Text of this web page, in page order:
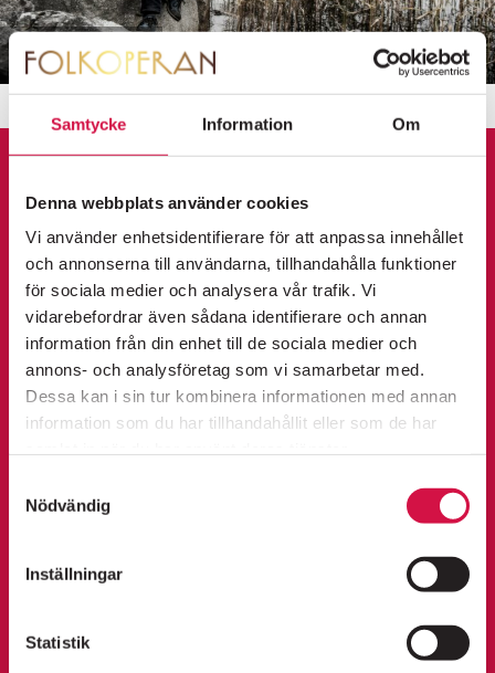
Samtycke Information Om
Denna webbplats använder cookies
Vi använder enhetsidentifierare för att anpassa innehållet
och annonserna till användarna, tillhandahålla funktioner
för sociala medier och analysera vår trafik. Vi
vidarebefordrar även sådana identifierare och annan
information från din enhet till de sociala medier och
annons- och analysföretag som vi samarbetar med.
Dessa kan i sin tur kombinera informationen med annan
information som du har tillhandahållit eller som de har
Nödvändig
Inställningar
Statistik
Foto: Leif Wikberg
KALENDARIUM
K
ö
p
b
i
l
j
t
e
FOLKOPERAN FOAJÉ: ANKI SVAN &
fredag 11 september 2026 KÖP
19:00
JAG ÄR ULLA WINBLAD
18:00
FOLKOPERANS
Information om premiärer, evenemang och
erbjudanden skickas regelbundet.
Integritetspolicy
SKICKA
PÅ SCEN KÖP BILJETTER
OM FOLKOPERAN
KONTAKT